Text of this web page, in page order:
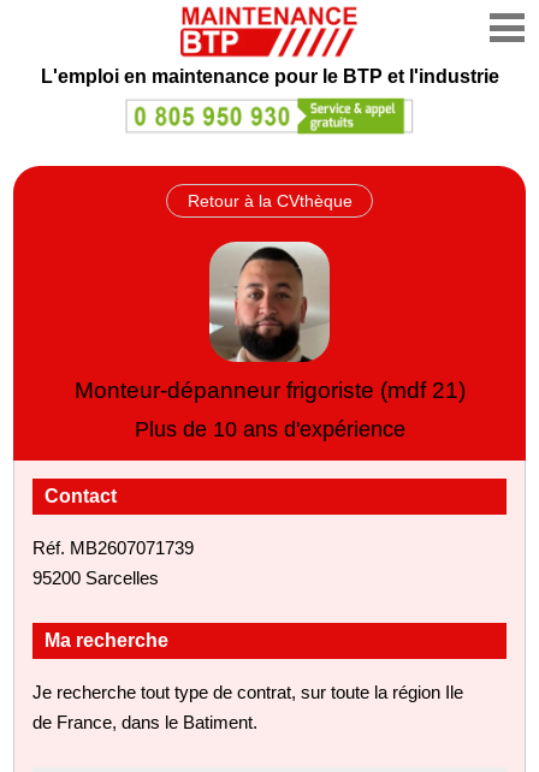
L'emploi en maintenance pour le BTP et l'industrie
Retour à la CVthèque
Monteur‑dépanneur frigoriste (mdf 21)
Plus de 10 ans d'expérience
Contact
Réf. MB2607071739
95200 Sarcelles
Ma recherche
Je recherche tout type de contrat, sur toute la région Ile
de France, dans le Batiment.